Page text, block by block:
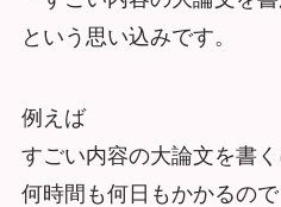
という思い込みです。
例えば
すごい内容の大論文を書
何時間も何日もかかるので